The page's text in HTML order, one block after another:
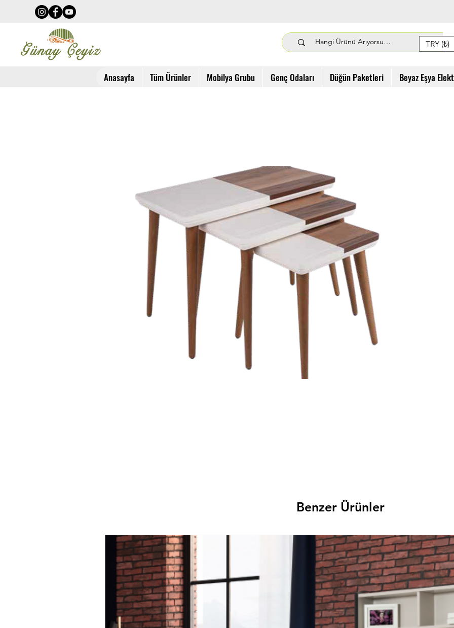
TRY (₺)
Anasayfa Tüm Ürünler Mobilya Grubu Genç Odaları Düğün Paketleri Beyaz Eşya
Benzer Ürünler